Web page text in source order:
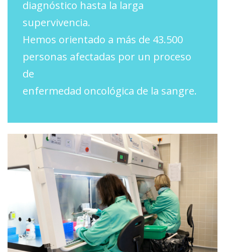
diagnóstico hasta la larga
supervivencia.
Hemos orientado a más de 43.500
personas afectadas por un proceso
de
enfermedad oncológica de la sangre.